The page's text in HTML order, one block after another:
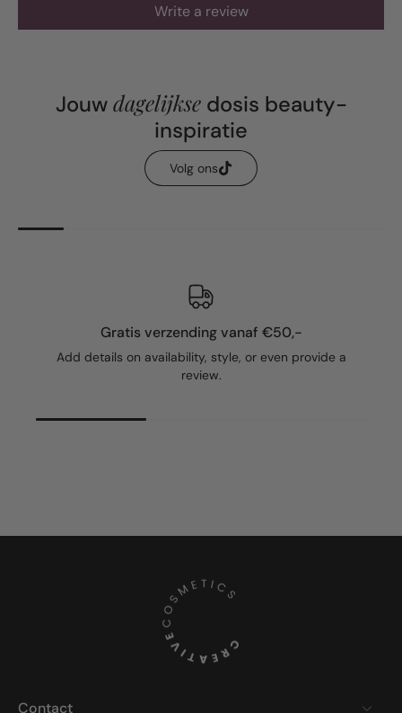
Write a review
Jouwdagelijksedosis beauty-
inspiratie
Volg ons
Gratis verzending vanaf €50,-
Add details on availability, style, or even provide a
review.
Contact